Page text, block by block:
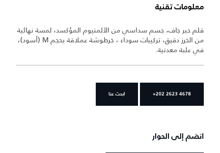
معلومات تقنية
قلم حبر جاف، جسم سداسي من الألمنيوم المؤكسد، لمسة نهائية
من الخرز دقيق، تركيبات سوداء ، خرطوشة عملاقة بحجم M (أسود)،
في علبة معدنية.
+202 2623 4678 ابحث عنا
انضم إلى الحوار